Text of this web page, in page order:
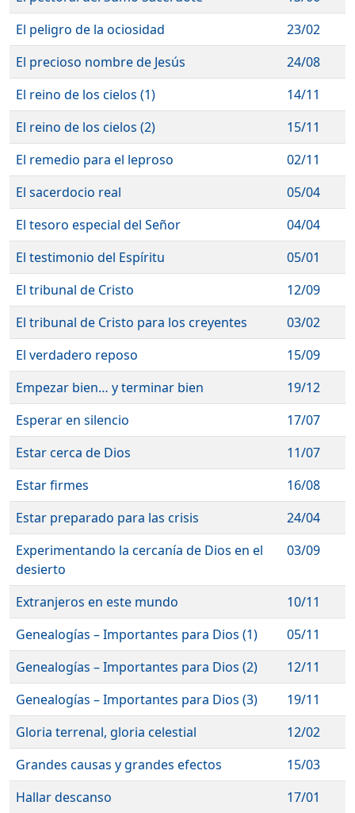
El peligro de la ociosidad
23/02
El precioso nombre de Jesús
24/08
El reino de los cielos (1)
14/11
El reino de los cielos (2)
15/11
El remedio para el leproso
02/11
El sacerdocio real
05/04
El tesoro especial del Señor
04/04
El testimonio del Espíritu
05/01
El tribunal de Cristo
12/09
El tribunal de Cristo para los creyentes
03/02
El verdadero reposo
15/09
Empezar bien… y terminar bien
19/12
Esperar en silencio
17/07
Estar cerca de Dios
11/07
Estar firmes
16/08
Estar preparado para las crisis
24/04
Experimentando la cercanía de Dios en el
desierto
03/09
Extranjeros en este mundo
10/11
Genealogías – Importantes para Dios (1)
05/11
Genealogías – Importantes para Dios (2)
12/11
Genealogías – Importantes para Dios (3)
19/11
Gloria terrenal, gloria celestial
12/02
Grandes causas y grandes efectos
15/03
Hallar descanso
17/01